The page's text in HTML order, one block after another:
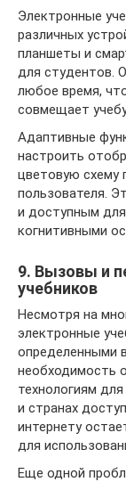
Электронные
различных
планшеты и
для студентов.
любое время,
совмещает
Адаптивные
настроить
цветовую схему
пользователя.
и доступным
когнитивными
9. Вызовы и
учебников
Несмотря на
электронные
определенными
необходимость
технологиям
и странах
интернету
для
Еще одной